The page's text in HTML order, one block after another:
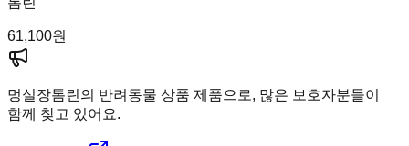
61,100원
멍실장톰린의 반려동물 상품 제품으로, 많은 보호자분들이
함께 찾고 있어요.